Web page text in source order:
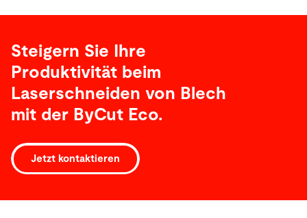
Steigern Sie Ihre
Produktivität beim
Laserschneiden von Blech
mit der ByCut Eco.
Jetzt kontaktieren